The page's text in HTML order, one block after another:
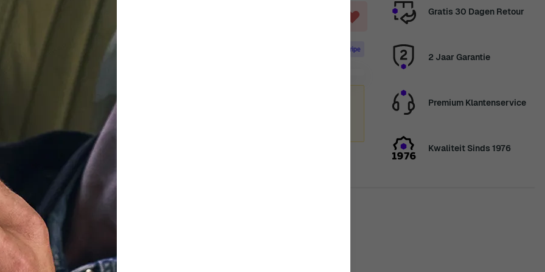
Gratis 30 Dagen Retour
2 Jaar Garantie
Premium Klantenservice
Kwaliteit Sinds 1976